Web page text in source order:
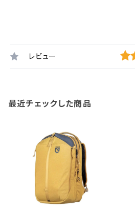
レビュー
最近チェックした商品